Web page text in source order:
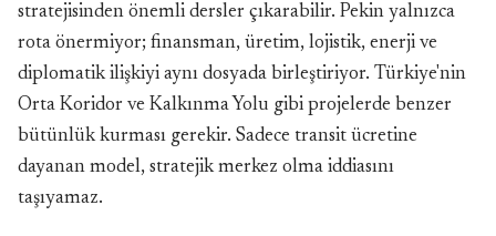
stratejisinden önemli dersler çıkarabilir. Pekin yalnızca
rota önermiyor; finansman, üretim, lojistik, enerji ve
diplomatik ilişkiyi aynı dosyada birleştiriyor. Türkiye'nin
Orta Koridor ve Kalkınma Yolu gibi projelerde benzer
bütünlük kurması gerekir. Sadece transit ücretine
dayanan model, stratejik merkez olma iddiasını
taşıyamaz.